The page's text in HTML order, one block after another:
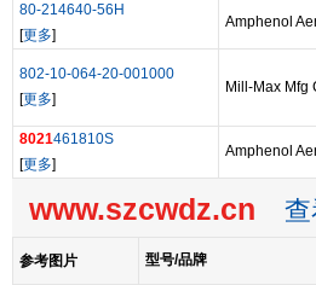
80-214640-56H
[更多]
Amphenol
802-10-064-20-001000
[更多]
Mill-Max Mfg
8021461810S
[更多]
Amphenol
www.szcwdz.cn
参考图片 型号/品牌